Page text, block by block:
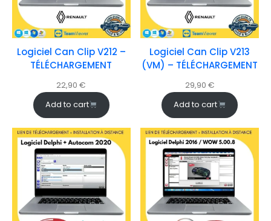
Logiciel Can Clip V212 –
TÉLÉCHARGEMENT
22,90€
Add to cart
Logiciel Can Clip V213
(VM) – TÉLÉCHARGEMENT
29,90 €
Add to cart